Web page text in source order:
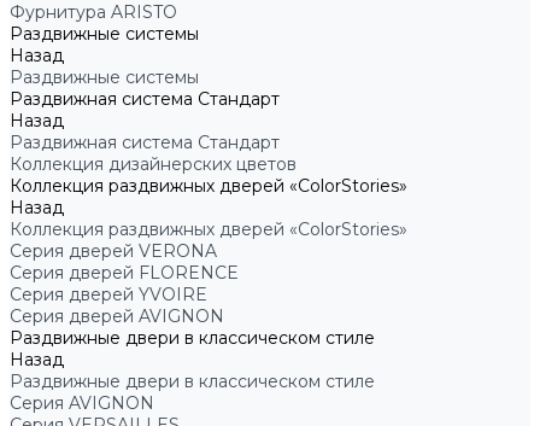
Фурнитура ARISTO
Раздвижные системы
Назад
Раздвижные системы
Раздвижная система Стандарт
Назад
Раздвижная система Стандарт
Коллекция дизайнерских цветов
Коллекция раздвижных дверей «ColorStories»
Назад
Коллекция раздвижных дверей «ColorStories»
Серия дверей VERONA
Серия дверей FLORENCE
Серия дверей YVOIRE
Серия дверей AVIGNON
Раздвижные двери в классическом стиле
Назад
Раздвижные двери в классическом стиле
Серия AVIGNON